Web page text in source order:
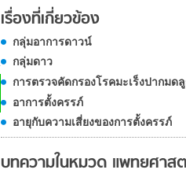
เรื่องที่เกี่ยวข้อง
กลุ่มอาการดาวน์
กลุ่มดาว
การตรวจคัดกรองโรคมะเร็งปากมด
อาการตั้งครรภ์
อายุกับความเสี่ยงของการตั้งครรภ์
บทความในหมวด แพทยศาส